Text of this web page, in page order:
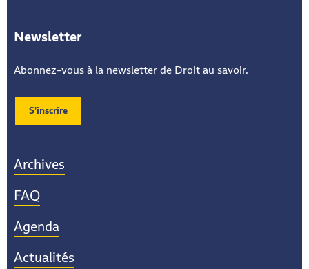
Newsletter
Abonnez-vous à la newsletter de Droit au savoir.
S’inscrire
Archives
FAQ
Agenda
Actualités